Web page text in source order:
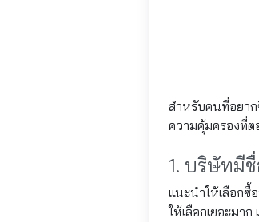
สำหรับคนที่อยาก
ความคุ้มครองที่ต
1. บริษัทมีชื่
แนะนำให้เลือกซื้
ให้เลือกเยอะมา